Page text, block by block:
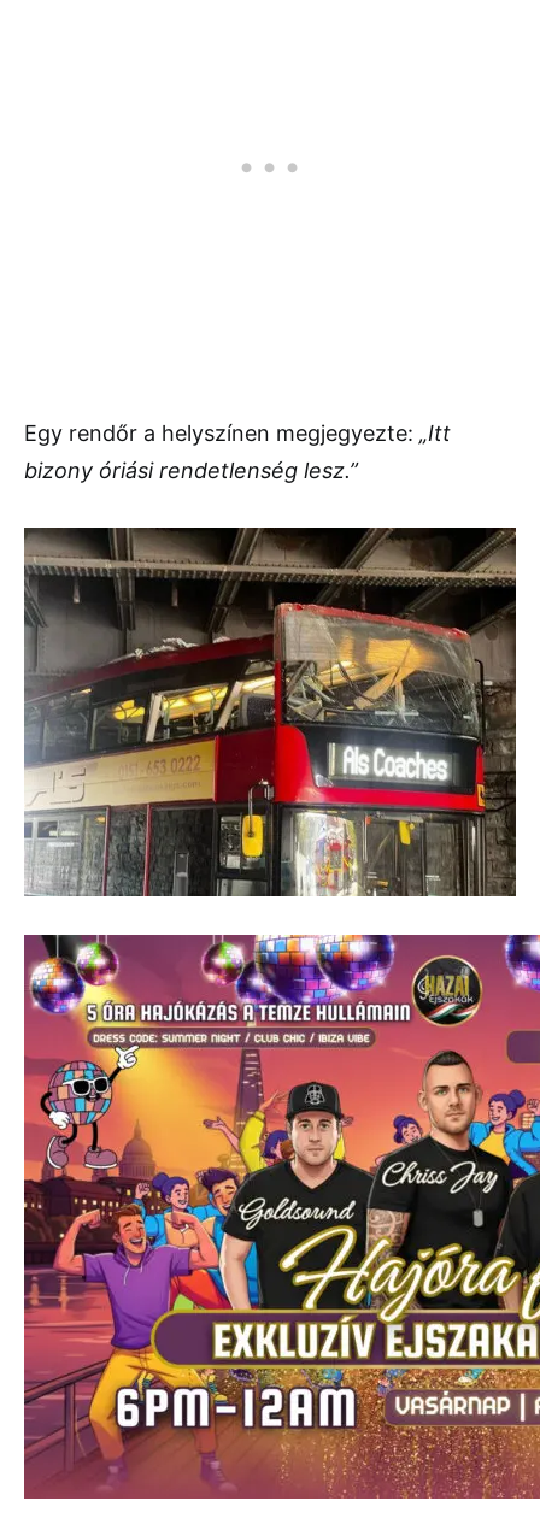
Egy rendőr a helyszínen megjegyezte: „Itt
bizony óriási rendetlenség lesz.”